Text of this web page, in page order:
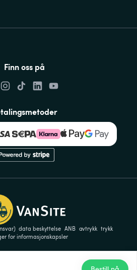
Finn oss på
data beskyttelse ANB avtrykk trykk
for informasjonskapsler